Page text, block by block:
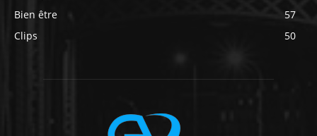
Bien être
57
Clips
50